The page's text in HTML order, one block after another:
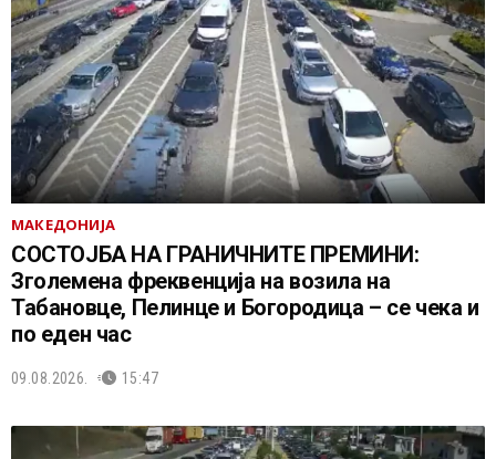
МАКЕДОНИЈА
СОСТОЈБА НА ГРАНИЧНИТЕ ПРЕМИНИ:
Зголемена фреквенција на возила на
Табановце, Пелинце и Богородица – се чека и
по еден час
09.08.2026. 15:47